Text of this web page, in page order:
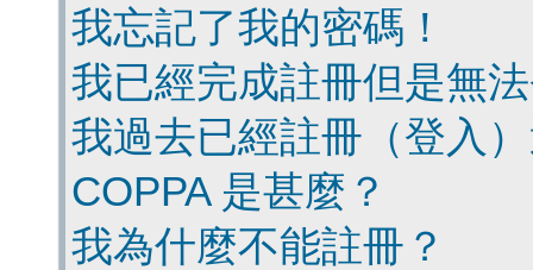
我忘記了我的密碼！
我已經完成註冊但是無
我過去已經註冊（登入
COPPA 是甚麼？
我為什麼不能註冊？